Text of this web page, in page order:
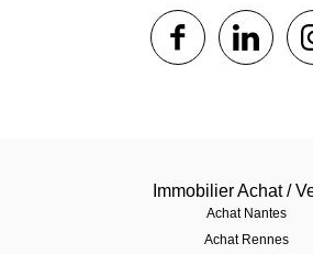
1$s 1$s
Immobilier Achat /
Achat Nantes
Achat Rennes